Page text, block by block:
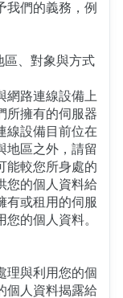
我們的義務，例
區、對象與方式
網路連線設備上
所擁有的伺服器
線設備目前位在
地區之外，請留
能較您所身處的
您的個人資料給
有或租用的伺服
的個人資料。
理與利用您的個
個人資料揭露給